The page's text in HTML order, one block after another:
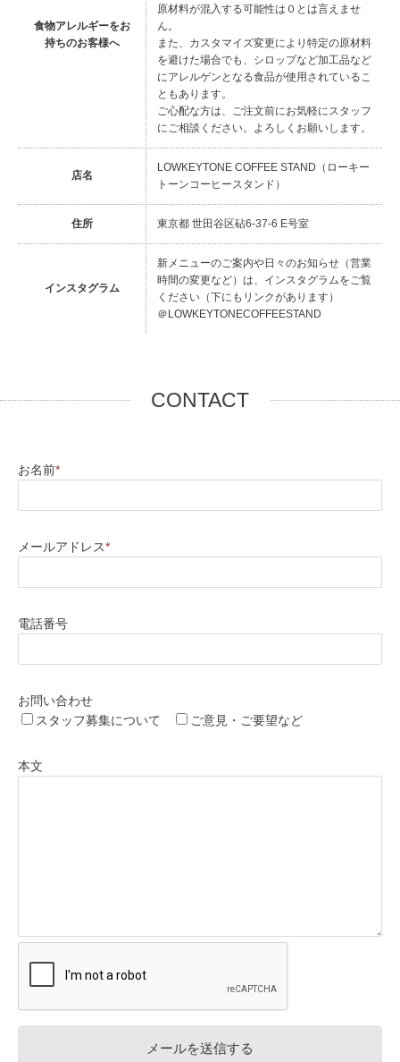
食物アレルギーをお
持ちのお客様へ
原材料が混入する可能性は０とは言えませ
ん。
また、カスタマイズ変更により特定の原材料
を避けた場合でも、シロップなど加工品など
にアレルゲンとなる食品が使用されているこ
ともあります。
ご心配な方は、ご注文前にお気軽にスタッフ
にご相談ください。よろしくお願いします。
店名
LOWKEYTONE COFFEE STAND（ローキー
トーンコーヒースタンド）
住所 東京都 世田谷区砧6-37-6 E号室
インスタグラム
新メニューのご案内や日々のお知らせ（営業
時間の変更など）は、インスタグラムをご覧
ください（下にもリンクがあります）
＠LOWKEYTONECOFFEESTAND
CONTACT
お名前*
メールアドレス*
電話番号
お問い合わせ
スタッフ募集について
ご意見・ご要望など
本文